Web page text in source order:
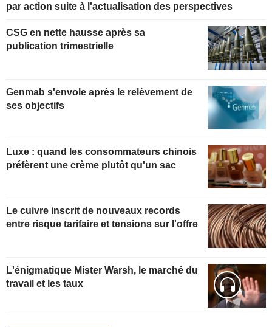
par action suite à l'actualisation des perspectives
CSG en nette hausse après sa
publication trimestrielle
Genmab s'envole après le relèvement de
ses objectifs
Luxe : quand les consommateurs chinois
préfèrent une crème plutôt qu'un sac
Le cuivre inscrit de nouveaux records
entre risque tarifaire et tensions sur l'offre
L'énigmatique Mister Warsh, le marché du
travail et les taux